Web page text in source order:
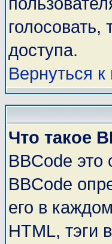
голосовать,
доступа.
Вернуться к
Что такое
BBCode это
BBCode
его в
HTML, тэги